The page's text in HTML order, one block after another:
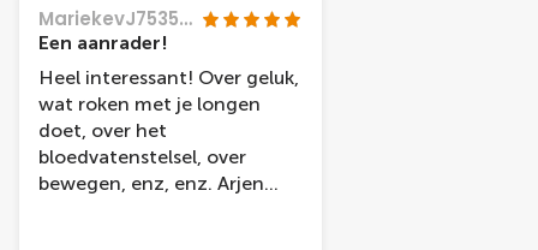
maar een superinteressante
kennismaking met de
menselijke anatomie,
fysiologie en hoe je gezond
kunt leven. Aanrader!
MariekevJ7535JK
Een aanrader!
Heel interessant! Over geluk,
wat roken met je longen
doet, over het
bloedvatenstelsel, over
bewegen, enz, enz. Arjen